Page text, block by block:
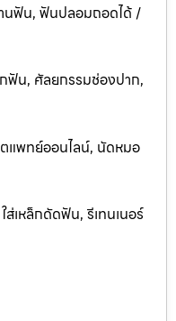
นฟัน, ฟันปลอมถอดได้ /
ฟัน, ศัลยกรรมช่องปาก,
แพทย์ออนไลน์, นัดหมอ
เหล็กดัดฟัน, รีเทนเนอร์